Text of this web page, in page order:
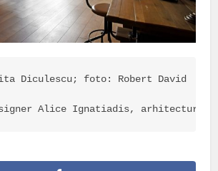
Diculescu; foto: Robert David
Alice Ignatiadis, arhitectura